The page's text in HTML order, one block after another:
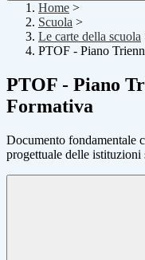
Home >
Scuola >
Le carte della scuola
PTOF - Piano
PTOF - Piano
Formativa
Documento fondamentale
progettuale delle istituzioni